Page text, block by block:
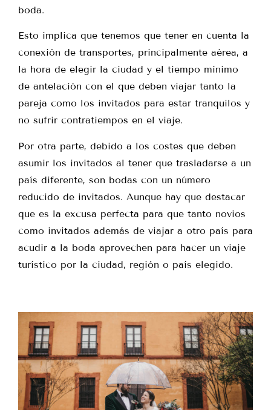
boda.
Esto implica que tenemos que tener en cuenta la
conexión de transportes, principalmente aérea, a
la hora de elegir la ciudad y el tiempo mínimo
de antelación con el que deben viajar tanto la
pareja como los invitados para estar tranquilos y
no sufrir contratiempos en el viaje.
Por otra parte, debido a los costes que deben
asumir los invitados al tener que trasladarse a un
país diferente, son bodas con un número
reducido de invitados. Aunque hay que destacar
que es la excusa perfecta para que tanto novios
como invitados además de viajar a otro país para
acudir a la boda aprovechen para hacer un viaje
turístico por la ciudad, región o país elegido.